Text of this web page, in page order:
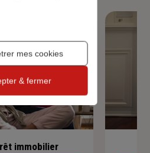
immobilier
mes cookies
& fermer